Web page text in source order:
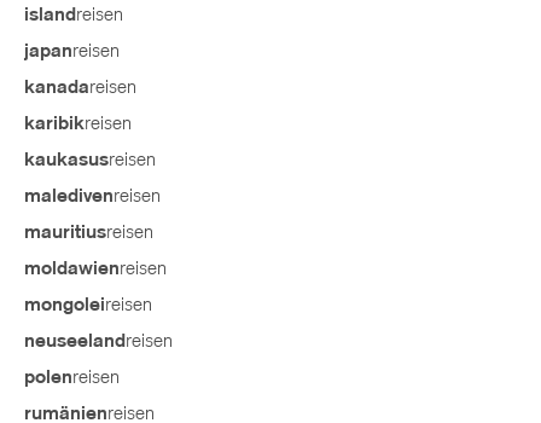
island reisen
japanreisen
kanadareisen
karibikreisen
kaukasusreisen
maledivenreisen
mauritiusreisen
moldawienreisen
mongoleireisen
neuseeland reisen
polenreisen
rumänienreisen